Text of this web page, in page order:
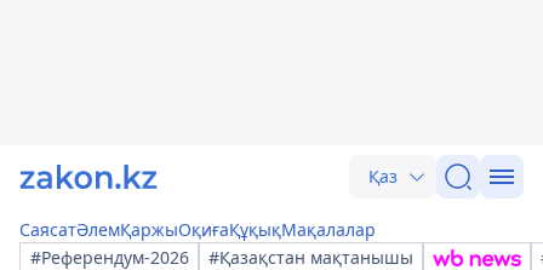
Қаз
СаясатӘлемҚаржыОқиғаҚұқықМақалалар
#Референдум-2026
#Қазақстан мақтанышы